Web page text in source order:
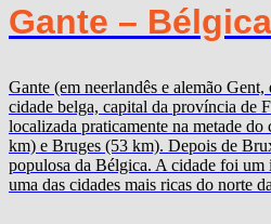
Gante – Bélgica
Gante (em neerlandês e alemão
cidade belga, capital da província de
localizada praticamente na metade
km) e Bruges (53 km). Depois de
populosa da Bélgica. A cidade foi um
uma das cidades mais ricas do norte